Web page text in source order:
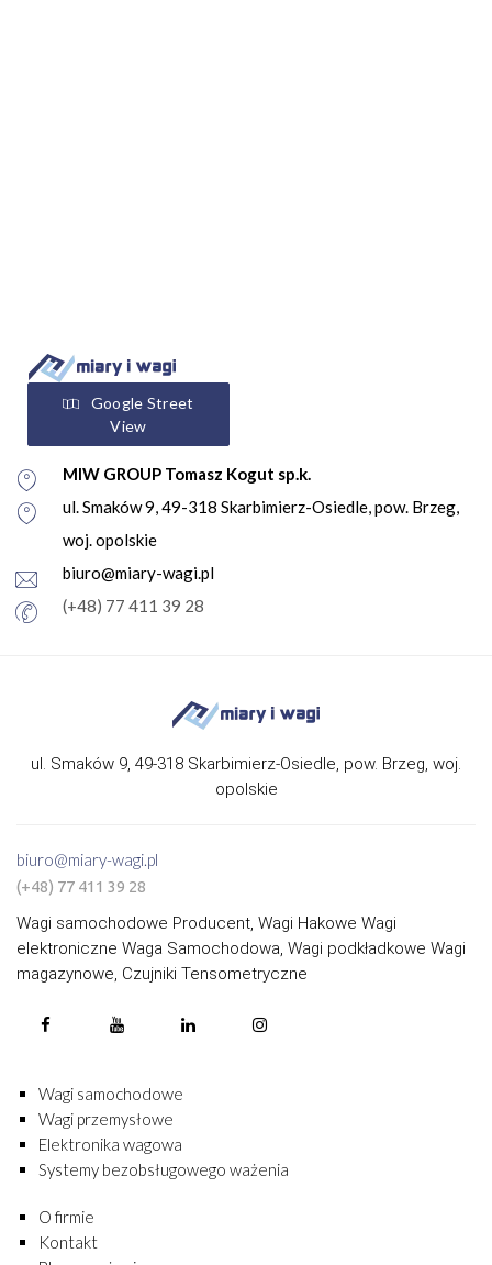
Google Street
View
MIW GROUP Tomasz Kogut sp.k.
ul. Smaków 9, 49-318 Skarbimierz-Osiedle, pow. Brzeg,
woj. opolskie
biuro@miary-wagi.pl
(+48) 77 411 39 28
ul. Smaków 9, 49-318 Skarbimierz-Osiedle, pow. Brzeg, woj.
opolskie
biuro@miary-wagi.pl
(+48) 77 411 39 28
Wagi samochodowe Producent, Wagi Hakowe Wagi
elektroniczne Waga Samochodowa, Wagi podkładkowe Wagi
magazynowe, Czujniki Tensometryczne
Wagi samochodowe
Wagi przemysłowe
Elektronika wagowa
Systemy bezobsługowego ważenia
O firmie
Kontakt